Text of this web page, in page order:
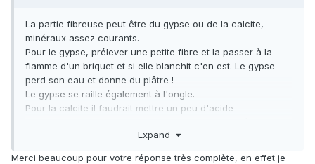
La partie fibreuse peut être du gypse ou de la calcite,
minéraux assez courants.
Pour le gypse, prélever une petite fibre et la passer à la
flamme d'un briquet et si elle blanchit c'en est. Le gypse
perd son eau et donne du plâtre !
Le gypse se raille également à l'ongle.
Pour la calcite il faudrait mettre un peu d'acide
Expand
Merci beaucoup pour votre réponse très complète, en effet je